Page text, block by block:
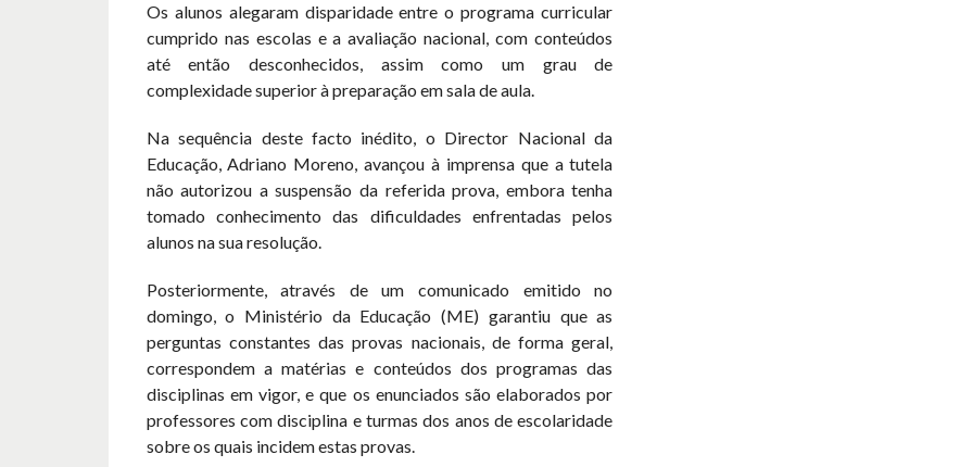
Os alunos alegaram disparidade entre o programa curricular
cumprido nas escolas e a avaliação nacional, com conteúdos
até então desconhecidos, assim como um grau de
complexidade superior à preparação em sala de aula.
Na sequência deste facto inédito, o Director Nacional da
Educação, Adriano Moreno, avançou à imprensa que a tutela
não autorizou a suspensão da referida prova, embora tenha
tomado conhecimento das dificuldades enfrentadas pelos
alunos na sua resolução.
Posteriormente, através de um comunicado emitido no
domingo, o Ministério da Educação (ME) garantiu que as
perguntas constantes das provas nacionais, de forma geral,
correspondem a matérias e conteúdos dos programas das
disciplinas em vigor, e que os enunciados são elaborados por
professores com disciplina e turmas dos anos de escolaridade
sobre os quais incidem estas provas.